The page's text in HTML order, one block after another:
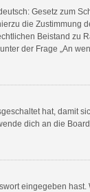
Gesetz zum
die
Beistand
der Frage „An
hat, damit
dich an die
eingegeben